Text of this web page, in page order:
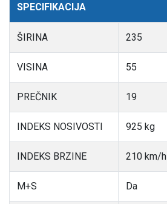
SPECIFIKACIJA
ŠIRINA 235
VISINA 55
PREČNIK 19
INDEKS NOSIVOSTI 925 kg
INDEKS BRZINE 210 km/h
M+S Da